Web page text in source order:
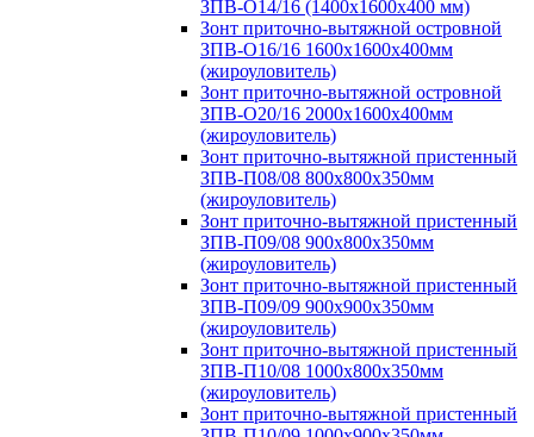
ЗПВ-О14/16 (1400х1600х400 мм)
Зонт приточно-вытяжной островной
ЗПВ-О16/16 1600х1600х400мм
(жироуловитель)
Зонт приточно-вытяжной островной
ЗПВ-О20/16 2000х1600х400мм
(жироуловитель)
Зонт приточно-вытяжной пристенный
ЗПВ-П08/08 800х800х350мм
(жироуловитель)
Зонт приточно-вытяжной пристенный
ЗПВ-П09/08 900х800х350мм
(жироуловитель)
Зонт приточно-вытяжной пристенный
ЗПВ-П09/09 900х900х350мм
(жироуловитель)
Зонт приточно-вытяжной пристенный
ЗПВ-П10/08 1000х800х350мм
(жироуловитель)
Зонт приточно-вытяжной пристенный